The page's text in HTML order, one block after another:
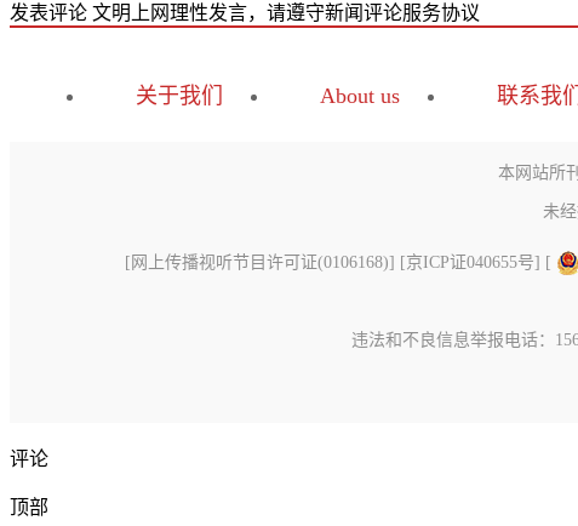
发表评论 文明上网理性发言，请遵守新闻评论服务协议
关于我们 About us 联系我
本网站所
未
[ 网上传播视听节目许可证(0106168)] [京ICP证040655号] [
违法和不良信息举报电话：
评论
顶部